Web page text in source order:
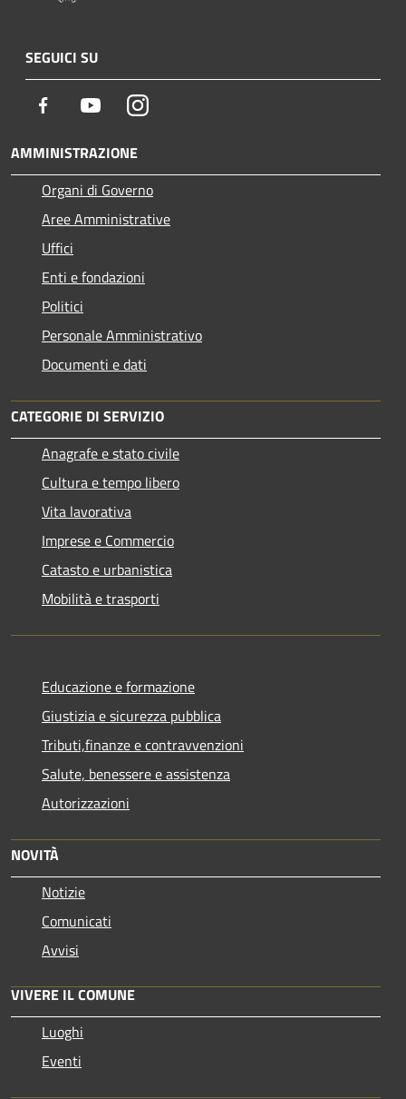
SEGUICI SU
Facebook YoutubeInstagram
AMMINISTRAZIONE
Organi di Governo
Aree Amministrative
Uffici
Enti e fondazioni
Politici
Personale Amministrativo
Documenti e dati
CATEGORIE DI SERVIZIO
Anagrafe e stato civile
Cultura e tempo libero
Vita lavorativa
Imprese e Commercio
Catasto e urbanistica
Mobilità e trasporti
Educazione e formazione
Giustizia e sicurezza pubblica
Tributi,finanze e contravvenzioni
Salute, benessere e assistenza
Autorizzazioni
NOVITÀ
Notizie
Comunicati
Avvisi
VIVERE IL COMUNE
Luoghi
Eventi